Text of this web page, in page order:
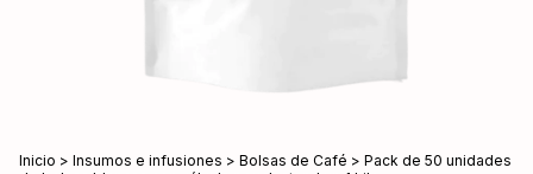
Inicio > Insumos e infusiones > Bolsas de Café > Pack de 50 unidades